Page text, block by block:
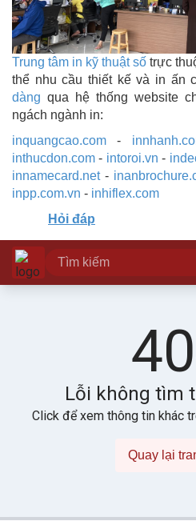
Trung tâm in kỹ thuật số trực
thể nhu cầu thiết kế và in ấn
dàng qua hệ thống website
ngách ngành in:
inquangcao.com -
inthucdon.com - intoroi.vn -
innamecard.net-
inpp.com.vn - inhiflex.com
Hỏi đáp